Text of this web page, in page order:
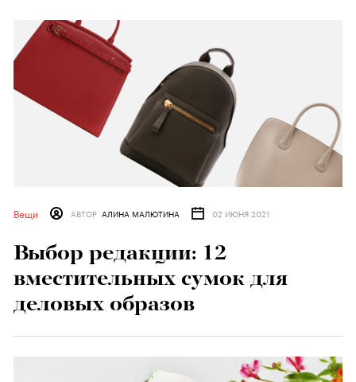
Вещи АВТОР АЛИНА МАЛЮТИНА 02 ИЮНЯ 2021
Выбор редакции: 12
вместительных сумок для
деловых образов